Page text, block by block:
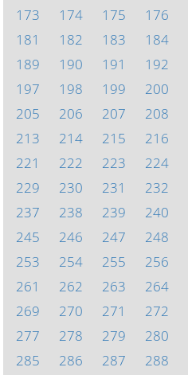
173
174 175 176
181
182 183 184
189
190 191 192
197
198 199 200
205
206 207 208
213
214 215 216
221
222 223 224
229
230 231 232
237
238 239 240
245
246 247 248
253
254 255 256
261
262 263 264
269
270 271 272
277
278 279 280
285
286 287 288